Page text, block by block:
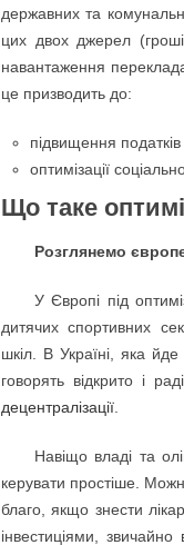
державних та
цих двох джерел
навантаження
це призводить до:
підвищення
оптимізації
Що таке
Розглянемо
У Європі під
дитячих спортивних
шкіл. В Україні, яка
говорять відкрито і
децентралізації.
Навіщо владі та
керувати простіше.
благо, якщо знести
інвестиціями,